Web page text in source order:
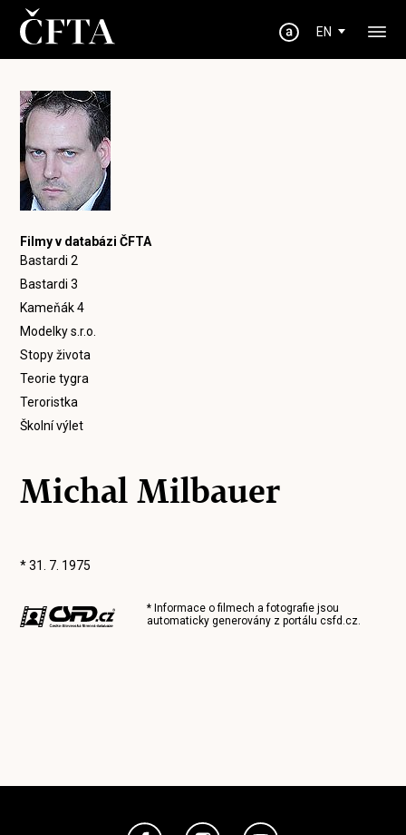
EN
Filmy v databázi ČFTA
Bastardi 2
Bastardi 3
Kameňák 4
Modelky s.r.o.
Stopy života
Teorie tygra
Teroristka
Školní výlet
Michal Milbauer
* 31. 7. 1975
* Informace o filmech a fotografie jsou
automaticky generovány z portálucsfd.cz.